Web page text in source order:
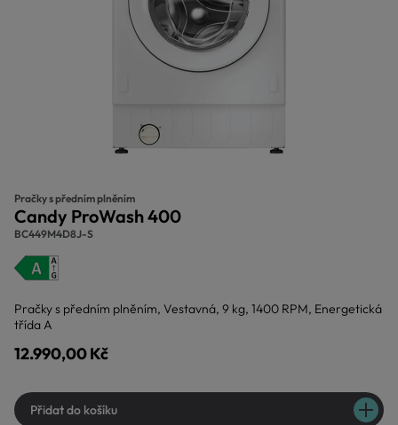
Pračky s předním plněním
Candy ProWash 400
BC449M4D8J-S
Pračky s předním plněním, Vestavná, 9 kg, 1400 RPM, Energetická
třída A
12.990,00 Kč
Přidat do košíku